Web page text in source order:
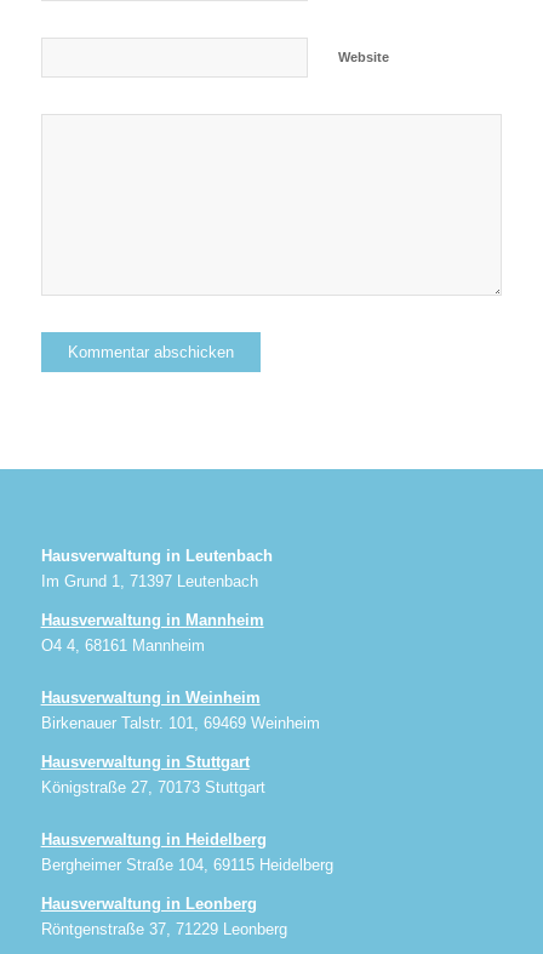
Website
Hausverwaltung in Leutenbach
Im Grund 1, 71397 Leutenbach
Hausverwaltung in Mannheim
O4 4, 68161 Mannheim
Hausverwaltung in Weinheim
Birkenauer Talstr. 101, 69469 Weinheim
Hausverwaltung in Stuttgart
Königstraße 27, 70173 Stuttgart
Hausverwaltung in Heidelberg
Bergheimer Straße 104, 69115 Heidelberg
Hausverwaltung in Leonberg
Röntgenstraße 37, 71229 Leonberg